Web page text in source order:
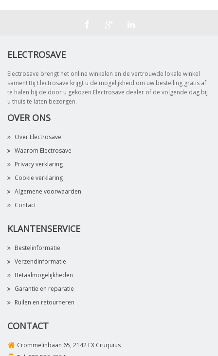
ELECTROSAVE
Electrosave brengt het online winkelen en de vertrouwde lokale winkel
samen! Bij Electrosave krijgt u de mogelijkheid om uw bestelling gratis af
te halen bij de door u gekozen Electrosave dealer of de volgende dag bij
u thuis te laten bezorgen.
OVER ONS
Over Electrosave
Waarom Electrosave
Privacy verklaring
Cookie verklaring
Algemene voorwaarden
Contact
KLANTENSERVICE
Bestelinformatie
Verzendinformatie
Betaalmogelijkheden
Garantie en reparatie
Ruilen en retourneren
CONTACT
Crommelinbaan 65, 2142 EX Cruquius